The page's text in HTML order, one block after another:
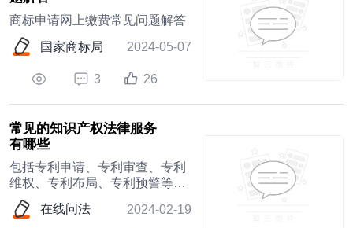
商标申请网上缴费常见问题解答
国家商标局
2024-05-07
3 26
常见的知识产权法律服务
有哪些
包括专利申请、专利审查、专利
维权、专利布局、专利预警等方
面的法律服务。律师可以帮助企
业评估专利的可行性、申请专利
在线问法 2024-02-19